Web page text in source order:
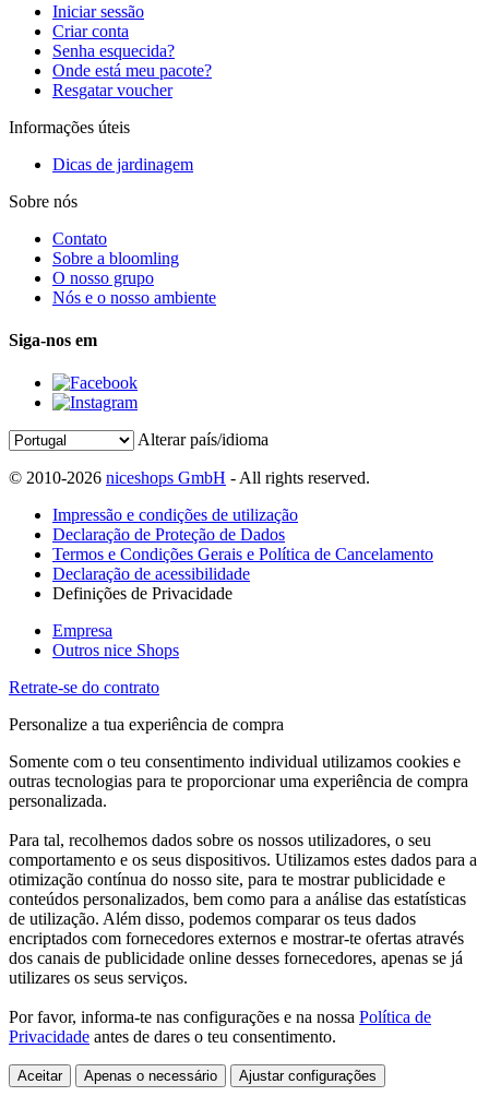
Iniciar sessão
Criar conta
Senha esquecida?
Onde está meu pacote?
Resgatar voucher
Informações úteis
Dicas de jardinagem
Sobre nós
Contato
Sobre a bloomling
O nosso grupo
Nós e o nosso ambiente
Siga-nos em
Alterar país/idioma
© 2010-2026 niceshops GmbH - All rights reserved.
Impressão e condições de utilização
Declaração de Proteção de Dados
Termos e Condições Gerais e Política de Cancelamento
Declaração de acessibilidade
Definições de Privacidade
Empresa
Outros nice Shops
Retrate-se do contrato
Personalize a tua experiência de compra
Somente com o teu consentimento individual utilizamos cookies e
outras tecnologias para te proporcionar uma experiência de compra
personalizada.
Para tal, recolhemos dados sobre os nossos utilizadores, o seu
comportamento e os seus dispositivos. Utilizamos estes dados para a
otimização contínua do nosso site, para te mostrar publicidade e
conteúdos personalizados, bem como para a análise das estatísticas
de utilização. Além disso, podemos comparar os teus dados
encriptados com fornecedores externos e mostrar-te ofertas através
dos canais de publicidade online desses fornecedores, apenas se já
utilizares os seus serviços.
Por favor, informa-te nas configurações e na nossa Política de
Privacidade antes de dares o teu consentimento.
Aceitar Apenas o necessário Ajustar configurações